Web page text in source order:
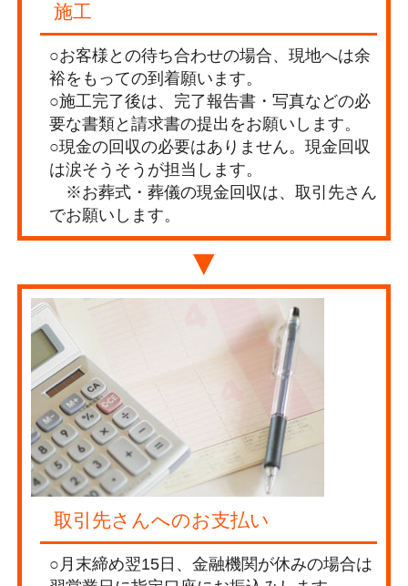
施工
○お客様との待ち合わせの場合、現地へは余
裕をもっての到着願います。
○施工完了後は、完了報告書・写真などの必
要な書類と請求書の提出をお願いします。
○現金の回収の必要はありません。現金回収
は涙そうそうが担当します。
※お葬式・葬儀の現金回収は、取引先さん
でお願いします。
▼
取引先さんへのお支払い
○月末締め翌15日、金融機関が休みの場合は